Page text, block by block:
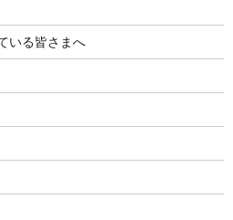
いる皆さまへ